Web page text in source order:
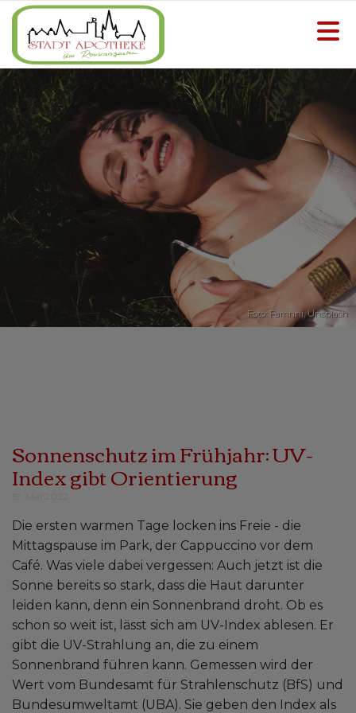
Foto: Farrinni,Unsplash
Sonnenschutz im Frühjahr: UV-
Index gibt Orientierung
Die ersten warmen Tage locken ins Freie - die
Mittagspause im Park, der Cappuccino vor dem
Café. Was viele dabei vergessen: Auch jetzt ist die
Sonne bereits so stark, dass die Haut darunter
leiden kann, denn ein Sonnenbrand droht. Ob es
schon so weit ist, lässt sich am UV-Index ablesen. Er
gibt die UV-Strahlung an, die zu einem
Sonnenbrand führen kann. Gemessen wird der
Wert vom Bundesamt für Strahlenschutz (BfS) und
Bundesumweltamt (UBA). Sie geben den Index als